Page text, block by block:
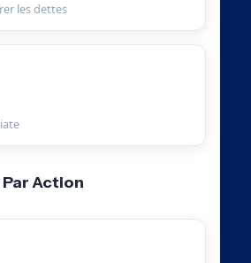
les dettes
Action